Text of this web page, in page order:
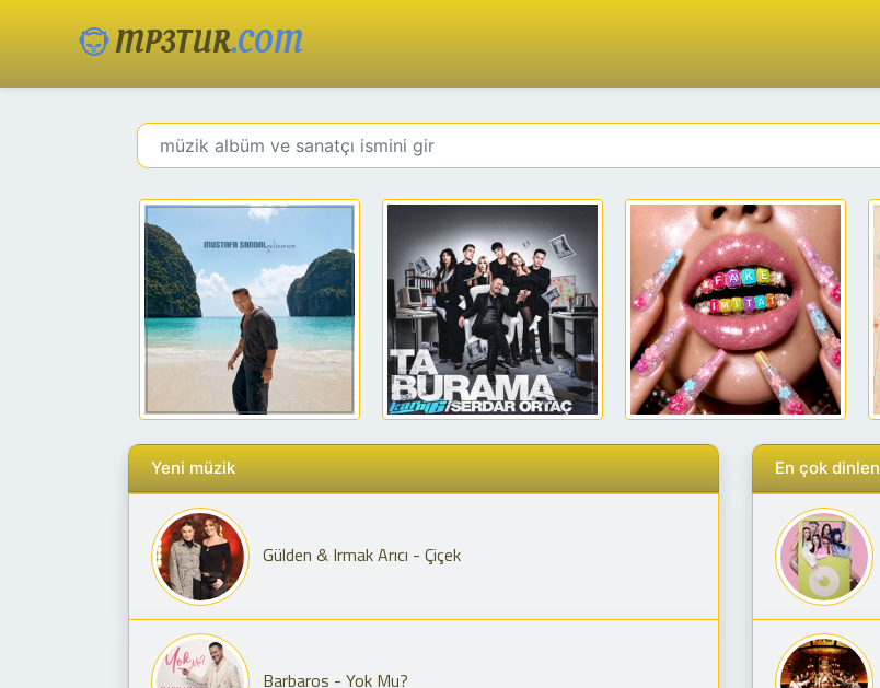
MP3TUR.COM
Yeni müzik
Gülden & Irmak Arıcı - Çiçek
Barbaros - Yok Mu?
En çok